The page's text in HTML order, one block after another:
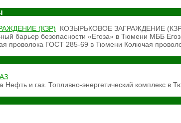
(КЗР)
КОЗЫРЬКОВОЕ ЗАГРАЖДЕНИЕ (КЗР)
барьер безопасности «Егоза» в Тюмени МББ
проволока ГОСТ 285-69 в Тюмени Колючая
Нефть и газ. Топливно-энергетический комплекс в